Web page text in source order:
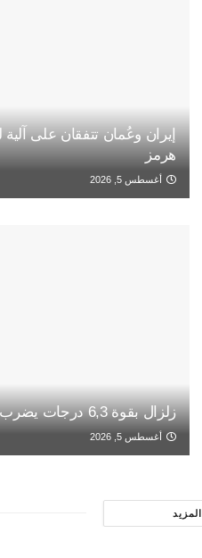
إيران وعُمان تتفقان على
هرمز
أغسطس 5, 2026
زلزال بقوة 6,3 درجات يضرب جنوب الفيليبين
أغسطس 5, 2026